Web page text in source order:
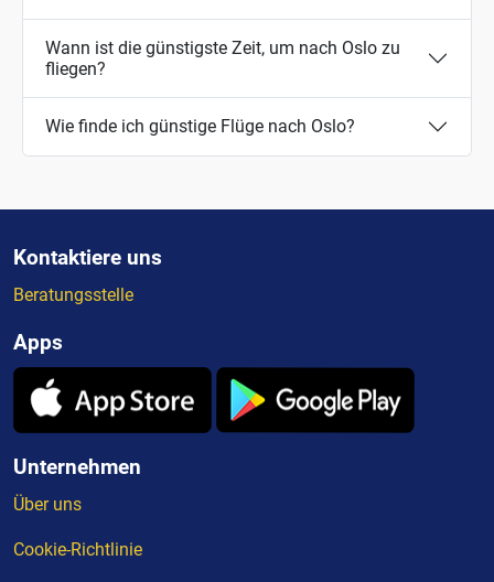
Wann ist die günstigste Zeit, um nach Oslo zu
fliegen?
Wie finde ich günstige Flüge nach Oslo?
Kontaktiere uns
Beratungsstelle
Apps
Unternehmen
Über uns
Cookie-Richtlinie